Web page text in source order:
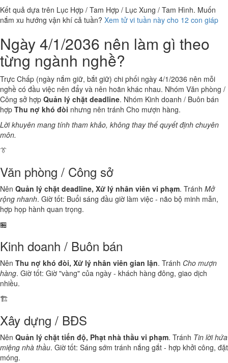
Kết quả dựa trên Lục Hợp / Tam Hợp / Lục Xung / Tam Hình. Muốn
nắm xu hướng vận khí cả tuần? Xem tử vi tuần này cho 12 con giáp
Ngày 4/1/2036 nên làm gì theo
từng ngành nghề?
Trực Chấp (ngày nắm giữ, bắt giữ) chi phối ngày 4/1/2036 nên mỗi
nghề có đầu việc nên đẩy và nên hoãn khác nhau. Nhóm Văn phòng /
Công sở hợp Quản lý chặt deadline. Nhóm Kinh doanh / Buôn bán
hợp Thu nợ khó đòi nhưng nên tránh Cho mượn hàng.
Lời khuyên mang tính tham khảo, không thay thế quyết định chuyên
môn.
👔
Văn phòng / Công sở
Nên Quản lý chặt deadline, Xử lý nhân viên vi phạm. Tránh Mở
rộng nhanh. Giờ tốt: Buổi sáng đầu giờ làm việc - não bộ minh mẫn,
hợp họp hành quan trọng.
🏪
Kinh doanh / Buôn bán
Nên Thu nợ khó đòi, Xử lý nhân viên gian lận. Tránh Cho mượn
hàng. Giờ tốt: Giờ "vàng" của ngày - khách hàng đông, giao dịch
nhiều.
🏗️
Xây dựng / BĐS
Nên Quản lý chặt tiến độ, Phạt nhà thầu vi phạm. Tránh Tin lời hứa
miệng nhà thầu. Giờ tốt: Sáng sớm tránh nắng gắt - hợp khởi công, đặt
móng.